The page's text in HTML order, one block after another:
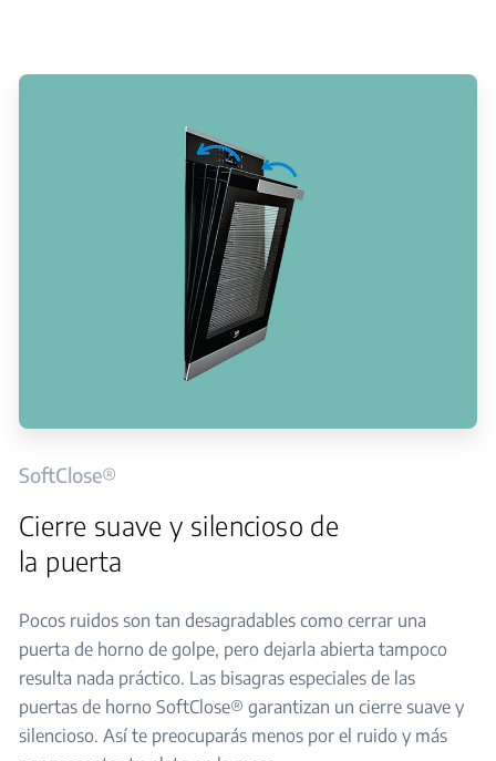
SoftClose®
Cierre suave y silencioso de
la puerta
Pocos ruidos son tan desagradables como cerrar una
puerta de horno de golpe, pero dejarla abierta tampoco
resulta nada práctico. Las bisagras especiales de las
puertas de horno SoftClose® garantizan un cierre suave y
silencioso. Así te preocuparás menos por el ruido y más